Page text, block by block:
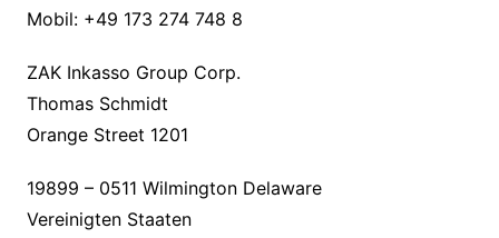
Mobil: +49 173 274 748 8
ZAK Inkasso Group Corp.
Thomas Schmidt
Orange Street 1201
19899 – 0511 Wilmington Delaware
Vereinigten Staaten